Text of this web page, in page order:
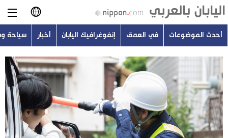
日本語
English
简体字
繁體字
أحدث الموضوعات
في العمق
أحدث الموضوعات في العمق إنفوغرافيك اليابان أخبار سياحة